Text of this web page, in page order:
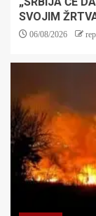
SVOJIM
06/08/2026